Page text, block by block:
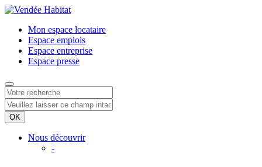
Mon espace locataire
Espace emplois
Espace entreprise
Espace presse
Nous découvrir
-